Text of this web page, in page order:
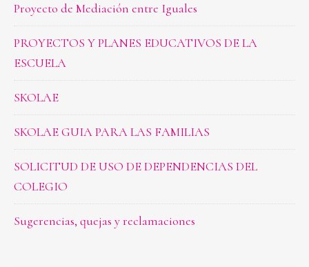
Proyecto de Mediación entre Iguales
PROYECTOS Y PLANES EDUCATIVOS DE LA
ESCUELA
SKOLAE
SKOLAE GUIA PARA LAS FAMILIAS
SOLICITUD DE USO DE DEPENDENCIAS DEL
COLEGIO
Sugerencias, quejas y reclamaciones